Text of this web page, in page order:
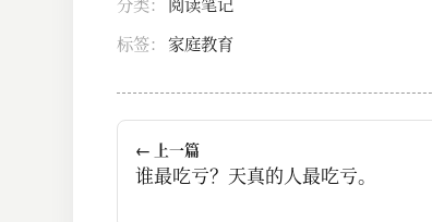
标签： 家庭教育
← 上一篇
谁最吃亏？天真的人最吃亏。